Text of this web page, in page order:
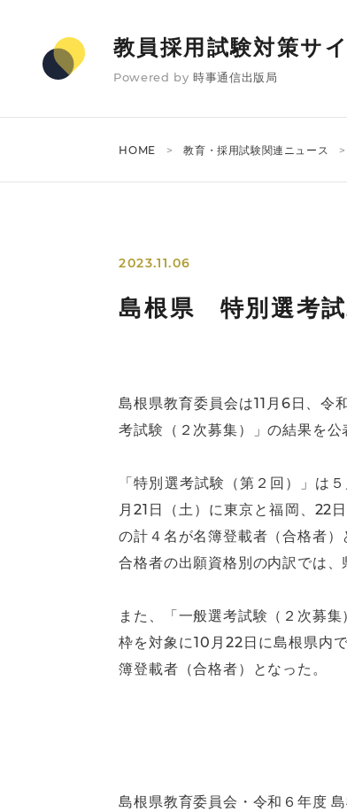
教員採用試験対策サ
Powered by 時事通信出版局
HOME 教育・採用試験関連ニュース
2023.11.06
島根県 特別選考試
島根県教育委員会は11月6日、令
考試験（２次募集）」の結果を公
「特別選考試験（第２回）」は
月21日（土）に東京と福岡、22
の計４名が名簿登載者（合格者）
合格者の出願資格別の内訳では
また、「一般選考試験（２次募
枠を対象に10月22日に島根県内
簿登載者（合格者）となった。
島根県教育委員会・令和６年度